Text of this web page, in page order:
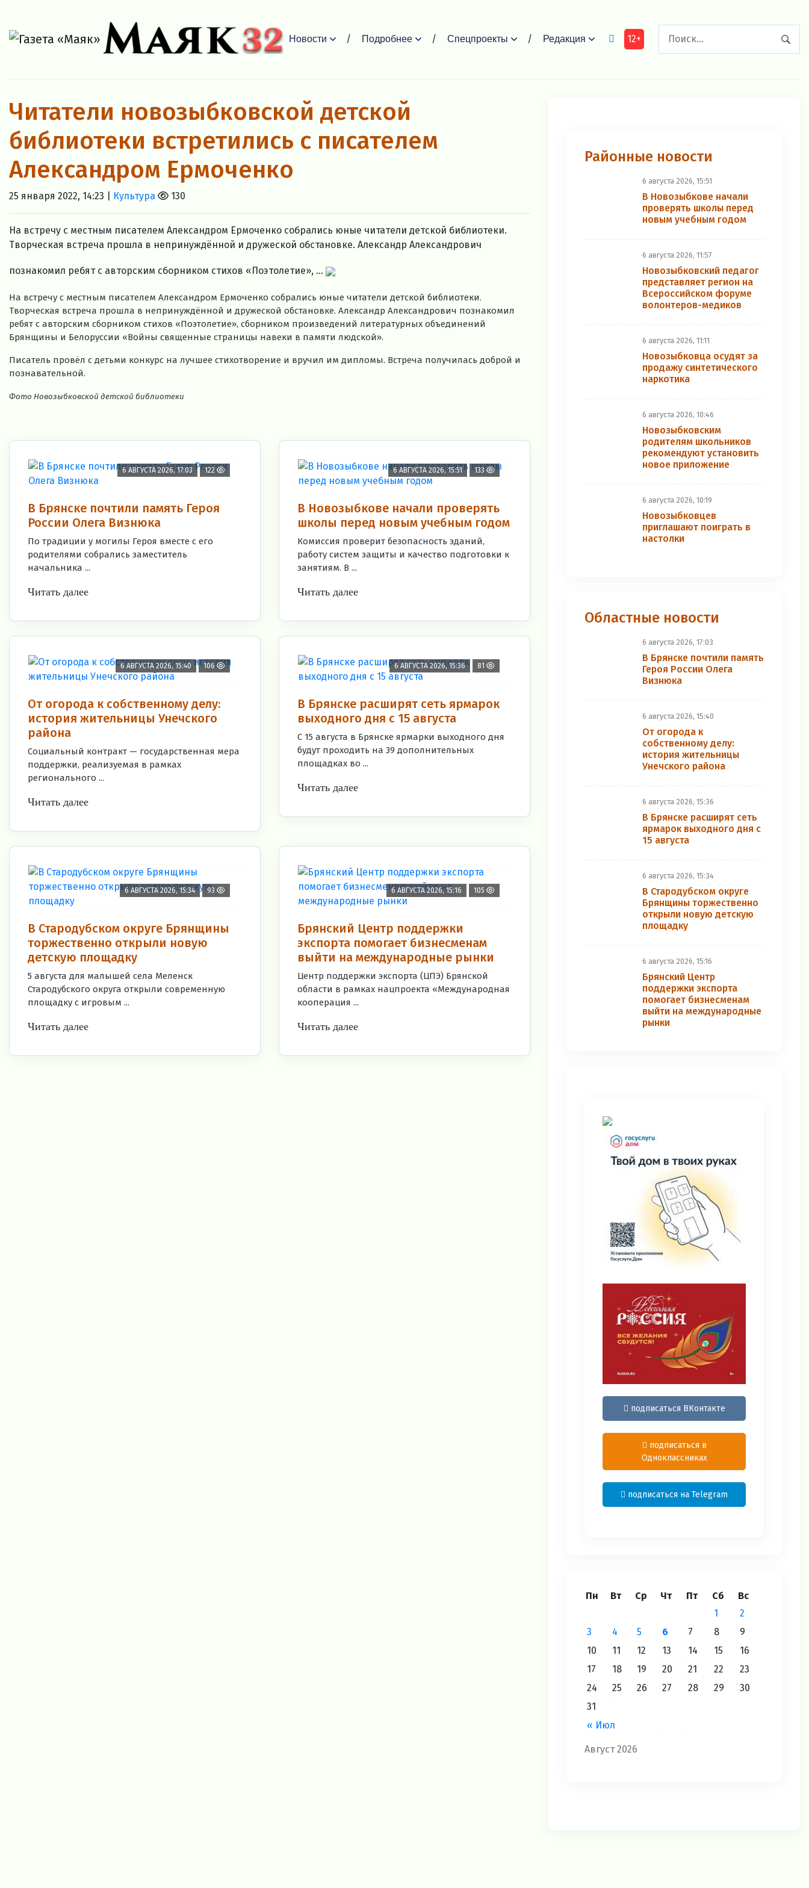
Новости Подробнее Спецпроекты Редакция 12+
Читатели новозыбковской детской
библиотеки встретились с писателем
Александром Ермоченко
25 января 2022, 14:23 | Культура 130
На встречу с местным писателем Александром Ермоченко собрались юные читатели детской библиотеки.
Творческая встреча прошла в непринуждённой и дружеской обстановке. Александр Александрович
познакомил ребят с авторским сборником стихов «Поэтолетие», ...
На встречу с местным писателем Александром Ермоченко собрались юные читатели детской библиотеки.
Творческая встреча прошла в непринуждённой и дружеской обстановке. Александр Александрович познакомил
ребят с авторским сборником стихов «Поэтолетие», сборником произведений литературных объединений
Брянщины и Белоруссии «Войны священные страницы навеки в памяти людской».
Писатель провёл с детьми конкурс на лучшее стихотворение и вручил им дипломы. Встреча получилась доброй и
познавательной.
Фото Новозыбковской детской библиотеки
6 АВГУСТА 2026, 17:03 122
В Брянске почтили память Героя
России Олега Визнюка
По традиции у могилы Героя вместе с его
родителями собрались заместитель
начальника ...
Читать далее
6 АВГУСТА 2026, 15:51 133
В Новозыбкове начали проверять
школы перед новым учебным годом
Комиссия проверит безопасность зданий,
работу систем защиты и качество подготовки к
занятиям. В ...
Читать далее
6 АВГУСТА 2026, 15:40 106
От огорода к собственному делу:
история жительницы Унечского
района
Социальный контракт — государственная мера
поддержки, реализуемая в рамках
регионального ...
Читать далее
6 АВГУСТА 2026, 15:36 81
В Брянске расширят сеть ярмарок
выходного дня с 15 августа
С 15 августа в Брянске ярмарки выходного дня
будут проходить на 39 дополнительных
площадках во ...
Читать далее
6 АВГУСТА 2026, 15:34 93
В Стародубском округе Брянщины
торжественно открыли новую
детскую площадку
5 августа для малышей села Меленск
Стародубского округа открыли современную
площадку с игровым ...
Читать далее
6 АВГУСТА 2026, 15:16 105
Брянский Центр поддержки
экспорта помогает бизнесменам
выйти на международные рынки
Центр поддержки экспорта (ЦПЭ) Брянской
области в рамках нацпроекта «Международная
кооперация ...
Читать далее
Районные новости
6 августа 2026, 15:51
В Новозыбкове начали
проверять школы перед
новым учебным годом
6 августа 2026, 11:57
Новозыбковский педагог
представляет регион на
Всероссийском форуме
волонтеров-медиков
6 августа 2026, 11:11
Новозыбковца осудят за
продажу синтетического
наркотика
6 августа 2026, 10:46
Новозыбковским
родителям школьников
рекомендуют установить
новое приложение
6 августа 2026, 10:19
Новозыбковцев
приглашают поиграть в
настолки
Областные новости
6 августа 2026, 17:03
В Брянске почтили память
Героя России Олега
Визнюка
6 августа 2026, 15:40
От огорода к
собственному делу:
история жительницы
Унечского района
6 августа 2026, 15:36
В Брянске расширят сеть
ярмарок выходного дня с
15 августа
6 августа 2026, 15:34
В Стародубском округе
Брянщины торжественно
открыли новую детскую
площадку
6 августа 2026, 15:16
Брянский Центр
поддержки экспорта
помогает бизнесменам
выйти на международные
рынки
подписаться ВКонтакте
подписаться в
Одноклассниках
подписаться на Telegram
Август 2026
Пн Вт Ср Чт Пт Сб Вс
« Июл
1
2
3
4 5 6 7 8
9
10
11 12 13 14 15
16
17
18 19 20 21 22
23
24
25 26 27 28 29
30
31